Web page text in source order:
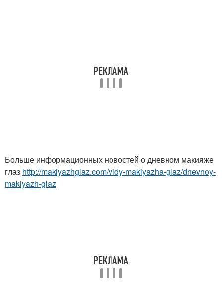
Больше информационных новостей о дневном макияже
глаз http://makiyazhglaz.com/vidy-makiyazha-glaz/dnevnoy-
makiyazh-glaz